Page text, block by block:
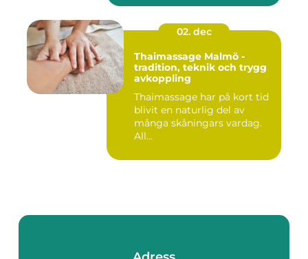
02. dec
Thaimassage Malmö -
tradition, teknik och trygg
avkoppling
Thaimassage har på kort tid
blivit en naturlig del av
många skåningars vardag.
All...